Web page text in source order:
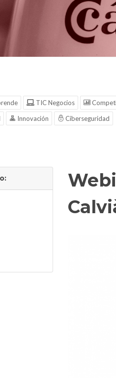
TIC Negocios
Innovación Ciberseguridad